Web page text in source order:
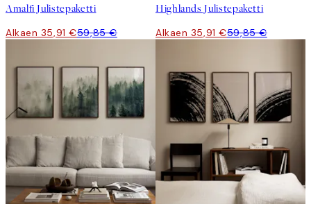
Amalfi Julistepaketti
Alkaen 35,91 €59,85 €
Highlands Julistepaketti
Alkaen 35,91 €59,85 €